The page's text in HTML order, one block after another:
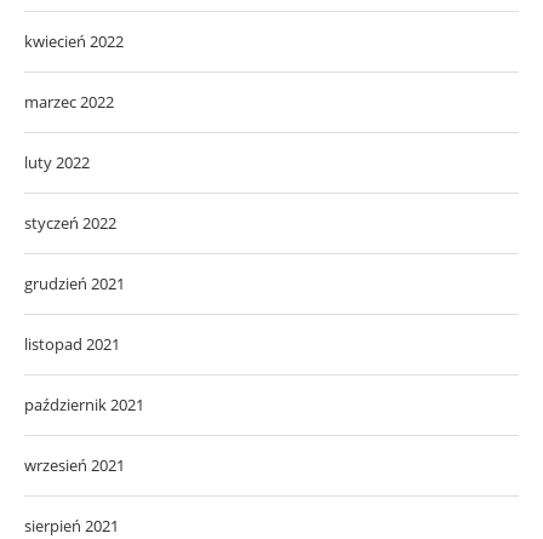
kwiecień 2022
marzec 2022
luty 2022
styczeń 2022
grudzień 2021
listopad 2021
październik 2021
wrzesień 2021
sierpień 2021